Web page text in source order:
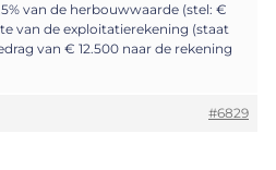
van de herbouwwaarde (stel: €
van de exploitatierekening (staat
van € 12.500 naar de rekening
#6829